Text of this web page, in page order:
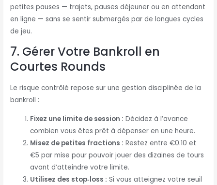
petites pauses — trajets, pauses déjeuner ou en attendant
en ligne — sans se sentir submergés par de longues cycles
de jeu.
7. Gérer Votre Bankroll en
Courtes Rounds
Le risque contrôlé repose sur une gestion disciplinée de la
bankroll :
Fixez une limite de session : Décidez à l’avance
combien vous êtes prêt à dépenser en une heure.
Misez de petites fractions : Restez entre €0.10 et
€5 par mise pour pouvoir jouer des dizaines de tours
avant d’atteindre votre limite.
Utilisez des stop‑loss : Si vous atteignez votre seuil